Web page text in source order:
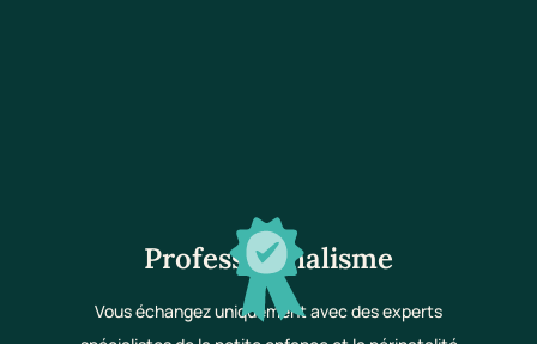
Professionnalisme
Vous échangez uniquement avec des experts